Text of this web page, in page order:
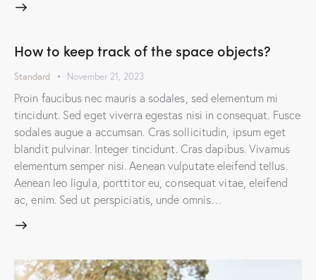
How to keep track of the space objects?
Standard November 21, 2023
Proin faucibus nec mauris a sodales, sed elementum mi
tincidunt. Sed eget viverra egestas nisi in consequat. Fusce
sodales augue a accumsan. Cras sollicitudin, ipsum eget
blandit pulvinar. Integer tincidunt. Cras dapibus. Vivamus
elementum semper nisi. Aenean vulputate eleifend tellus.
Aenean leo ligula, porttitor eu, consequat vitae, eleifend
ac, enim. Sed ut perspiciatis, unde omnis…